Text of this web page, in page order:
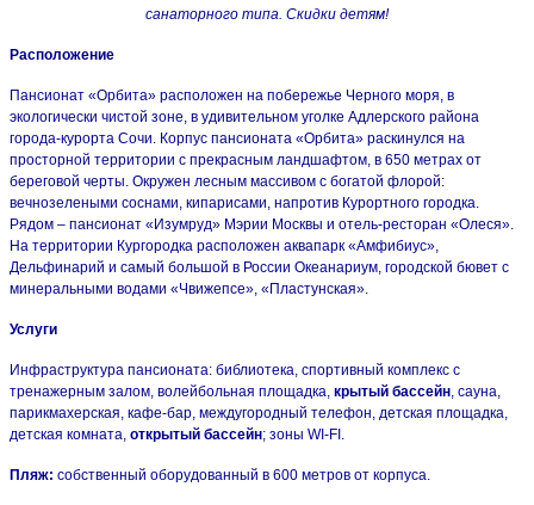
санаторного типа. Скидки детям!
Расположение
Пансионат «Орбита» расположен на побережье Черного моря, в
экологически чистой зоне, в удивительном уголке Адлерского района
города-курорта Сочи. Корпус пансионата «Орбита» раскинулся на
просторной территории с прекрасным ландшафтом, в 650 метрах от
береговой черты. Окружен лесным массивом с богатой флорой:
вечнозелеными соснами, кипарисами, напротив Курортного городка.
Рядом – пансионат «Изумруд» Мэрии Москвы и отель-ресторан «Олеся».
На территории Кургородка расположен аквапарк «Амфибиус»,
Дельфинарий и самый большой в России Океанариум, городской бювет с
минеральными водами «Чвижепсе», «Пластунская».
Услуги
Инфраструктура пансионата: библиотека, спортивный комплекс с
тренажерным залом, волейбольная площадка, крытый бассейн , сауна,
парикмахерская, кафе-бар, междугородный телефон, детская площадка,
детская комната, открытый бассейн; зоны WI-FI.
Пляж: собственный оборудованный в 600 метров от корпуса.